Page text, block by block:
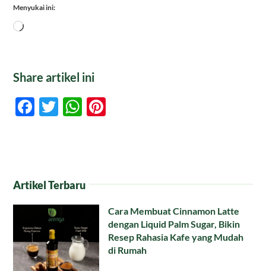
Menyukai ini:
Memuat...
Share artikel ini
Facebook
TwitterWhatsApp
Artikel Terbaru
Cara Membuat Cinnamon Latte
dengan Liquid Palm Sugar, Bikin
Resep Rahasia Kafe yang Mudah
di Rumah